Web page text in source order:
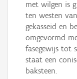
met wilgen is
ten westen
gekasseid en
omgevormd
fasegewijs tot
staat een
baksteen.